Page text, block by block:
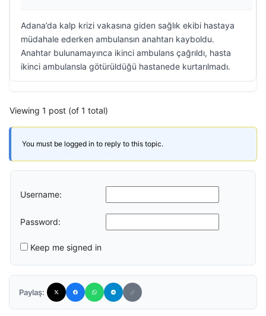
Adana’da kalp krizi vakasına giden sağlık ekibi hastaya
müdahale ederken ambulansın anahtarı kayboldu.
Anahtar bulunamayınca ikinci ambulans çağrıldı, hasta
ikinci ambulansla götürüldüğü hastanede kurtarılmadı.
Viewing 1 post (of 1 total)
You must be logged in to reply to this topic.
Username:
Password:
Keep me signed in
Paylaş: